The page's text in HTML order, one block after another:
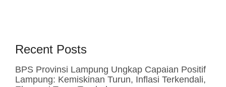
Recent Posts
BPS Provinsi Lampung Ungkap Capaian Positif
Lampung: Kemiskinan Turun, Inflasi Terkendali,